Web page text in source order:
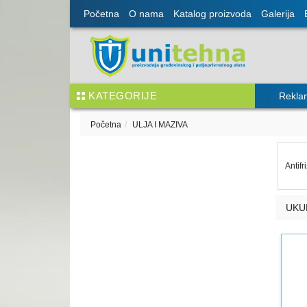
Početna O nama Katalog proizvoda Galerija
KATEGORIJE
Početna ULJA I MAZIVA